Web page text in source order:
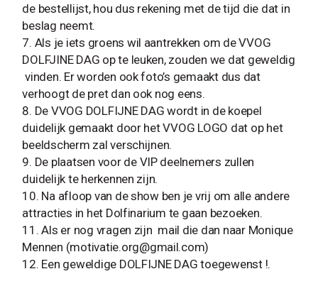
de bestellijst, hou dus rekening met de tijd die dat in
beslag neemt.
Als je iets groens wil aantrekken om de VVOG
DOLFJINE DAG op te leuken, zouden we dat geweldig
vinden. Er worden ook foto’s gemaakt dus dat
verhoogt de pret dan ook nog eens.
De VVOG DOLFIJNE DAG wordt in de koepel
duidelijk gemaakt door het VVOG LOGO dat op het
beeldscherm zal verschijnen.
De plaatsen voor de VIP deelnemers zullen
duidelijk te herkennen zijn.
Na afloop van de show ben je vrij om alle andere
attracties in het Dolfinarium te gaan bezoeken.
Als er nog vragen zijn mail die dan naar Monique
Mennen (motivatie.org@gmail.com)
Een geweldige DOLFIJNE DAG toegewenst !.